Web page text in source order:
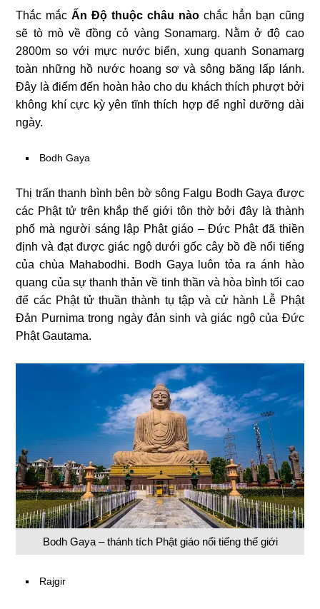
Thắc mắcẤn Độ thuộc châu nàochắc hẳn bạn cũng
sẽ tò mò về đồng cỏ vàng Sonamarg. Nằm ở độ cao
2800m so với mực nước biển, xung quanh Sonamarg
toàn những hồ nước hoang sơ và sông băng lấp lánh.
Đây là điểm đến hoàn hảo cho du khách thích phượt bởi
không khí cực kỳ yên tĩnh thích hợp để nghỉ dưỡng dài
ngày.
Bodh Gaya
Thị trấn thanh bình bên bờ sông Falgu Bodh Gaya được
các Phật tử trên khắp thế giới tôn thờ bởi đây là thành
phố mà người sáng lập Phật giáo – Đức Phật đã thiền
định và đạt được giác ngộ dưới gốc cây bồ đề nổi tiếng
của chùa Mahabodhi. Bodh Gaya luôn tỏa ra ánh hào
quang của sự thanh thản về tinh thần và hòa bình tối cao
để các Phật tử thuần thành tụ tập và cử hành Lễ Phật
Đản Purnima trong ngày đản sinh và giác ngộ của Đức
Phật Gautama.
Bodh Gaya – thánh tích Phật giáo nổi tiếng thế giới
Rajgir